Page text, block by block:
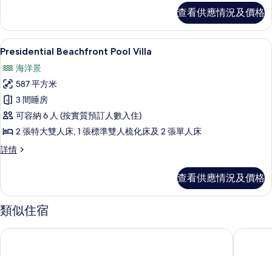
相
片
Villa
詳
情
查看供應情況及價格
載
所
有
Presidential
Beachfront
Pool
Villa
片
Presidential Beachfront Pool Villa |
10
Presidential Beachfront Pool Villa
海洋景
587 平方米
3 間睡房
可容納 6 人 (按實質預訂人數入住)
2 張特大雙人床, 1 張標準雙人梳化床及 2 張單人床
詳情
Presidential
詳
情
查看供應情況及價格
類似住宿
甲米貝殼海灘豪華度假村及泳池別墅 喀比